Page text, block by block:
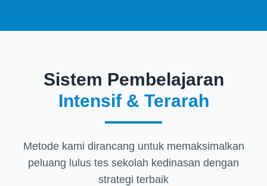
Sistem Pembelajaran
Intensif & Terarah
Metode kami dirancang untuk memaksimalkan
peluang lulus tes sekolah kedinasan dengan
strategi terbaik